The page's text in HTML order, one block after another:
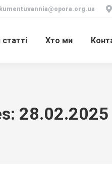
статті Хто ми
28.02.2025